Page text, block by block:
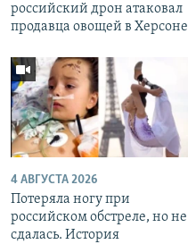
российский дрон атаковал
продавца овощей в Херсоне
4 АВГУСТА 2026
Потеряла ногу при
российском обстреле, но не
сдалась. История